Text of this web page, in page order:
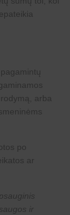
arba
po
ar
ir